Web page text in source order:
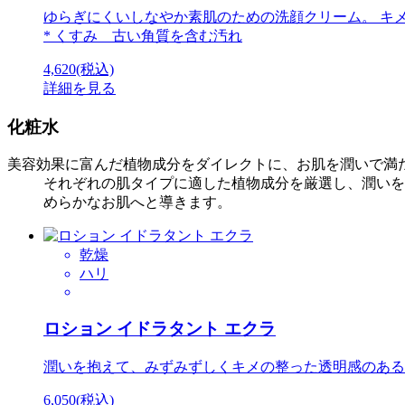
ゆらぎにくいしなやか素肌のための洗顔クリーム。 キ
* くすみ 古い角質を含む汚れ
4,620(税込)
詳細を見る
化粧水
美容効果に富んだ植物成分をダイレクトに、お肌を潤いで満
それぞれの肌タイプに適した植物成分を厳選し、潤い
めらかなお肌へと導きます。
乾燥
ハリ
ロション イドラタント エクラ
潤いを抱えて、みずみずしくキメの整った透明感のあ
6,050(税込)